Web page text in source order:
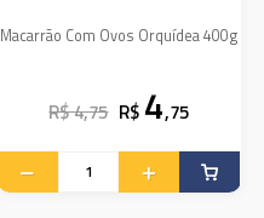
Macarrão Com Ovos Orquídea 400g
R$ 4,75 R$ 4,75